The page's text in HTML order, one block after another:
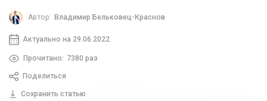
Автор: Владимир Бельковец-Краснов
Актуально на 29.06.2022
Прочитано: 7380 раз
Поделиться
Сохранить статью